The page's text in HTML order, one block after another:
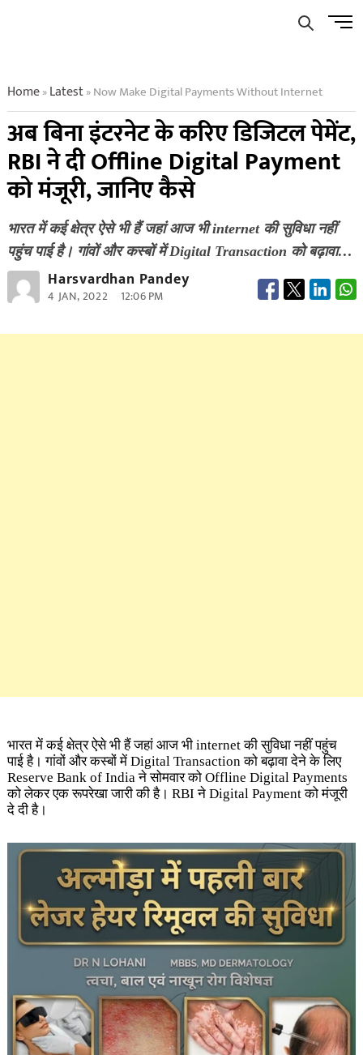
Menu
Home»Latest»Now Make Digital Payments Without Internet
अब बिना इंटरनेट के करिए डिजिटल पेमेंट,
RBI ने दी Offline Digital Payment
को मंजूरी, जानिए कैसे
भारत में कई क्षेत्र ऐसे भी हैं जहां आज भी internet की सुविधा नहीं
पहुंच पाई है। गांवों और कस्बों में Digital Transaction को बढ़ावा…
Harsvardhan Pandey
4 JAN, 2022 12:06 PM
भारत में कई क्षेत्र ऐसे भी हैं जहां आज भी internet की सुविधा नहीं पहुंच
पाई है। गांवों और कस्बों में Digital Transaction को बढ़ावा देने के लिए
Reserve Bank of India ने सोमवार को Offline Digital Payments
को लेकर एक रूपरेखा जारी की है। RBI ने Digital Payment को मंजूरी
दे दी है।